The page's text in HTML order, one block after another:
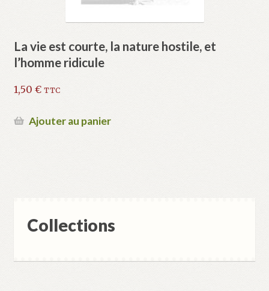
La vie est courte, la nature hostile, et
l’homme ridicule
1,50 € TTC
Ajouter au panier
Collections